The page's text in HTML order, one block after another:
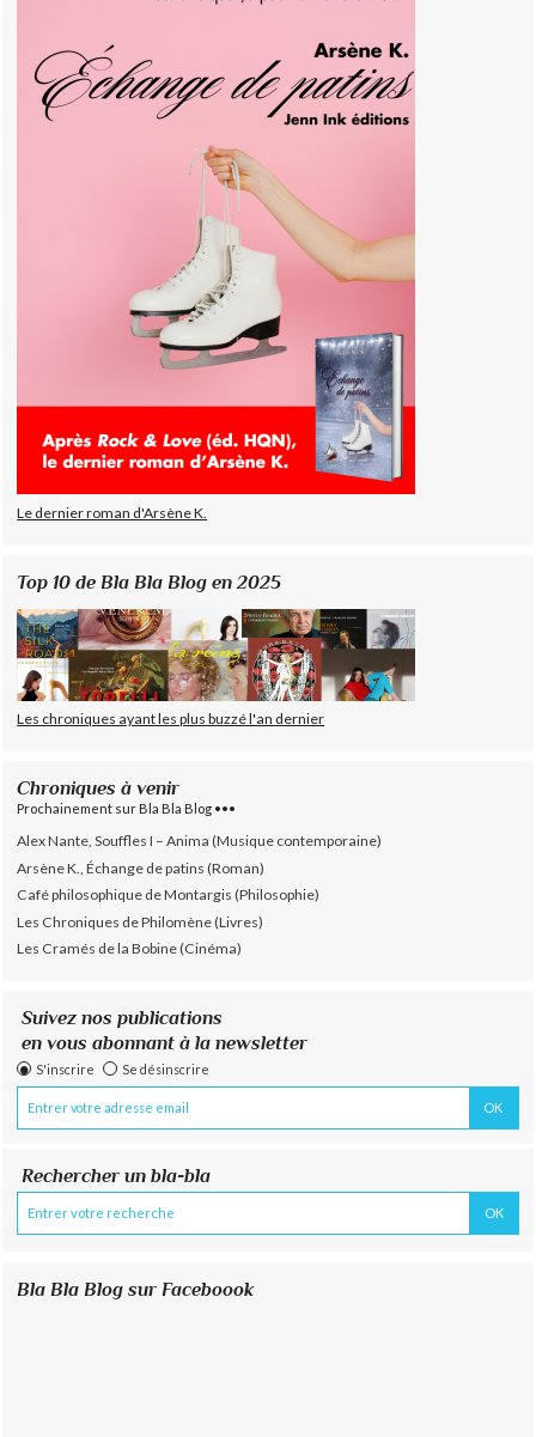
Le dernier roman d'Arsène K.
Top 10 de Bla Bla Blog en 2025
Les chroniques ayant les plus buzzé l'an dernier
Chroniques à venir
Prochainement sur Bla Bla Blog •••
Alex Nante, Souffles I – Anima (Musique contemporaine)
Arsène K., Échange de patins (Roman)
Café philosophique de Montargis (Philosophie)
Les Chroniques de Philomène (Livres)
Les Cramés de la Bobine (Cinéma)
Suivez nos publications
en vous abonnant à la newsletter
S'inscrire Se désinscrire
Rechercher un bla-bla
Bla Bla Blog sur Faceboook